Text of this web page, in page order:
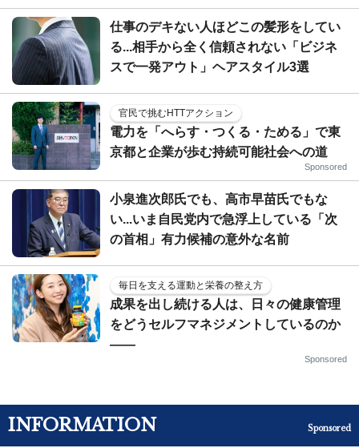
仕事のデキない人ほどこの髪形をしてい
る...相手から全く信頼されない「ビジネ
スで一発アウト」ヘアスタイル3選
官民で挑むHTTアクション
電力を「へらす・つくる・ためる」で東
京都と企業が歩む持続可能社会への道
Sponsored
小泉進次郎氏でも、高市早苗氏でもな
い...いま自民党内で急浮上している「次
の首相」有力候補の意外な名前
毎日を支える運動と栄養の整え方
成果を出し続ける人は、日々の健康管理
をどうセルフマネジメントしているのか
——
Sponsored
INFORMATION Sponsored